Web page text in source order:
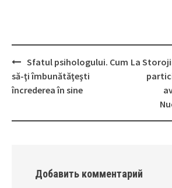
Post
navigation
Sfatul psihologului. Cum
să-ţi îmbunătăţeşti
încrederea în sine
La
Добавить комментарий